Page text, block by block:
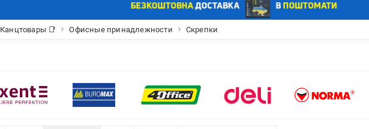
Канцтовары 📑 Офисные принадлежности Скрепки